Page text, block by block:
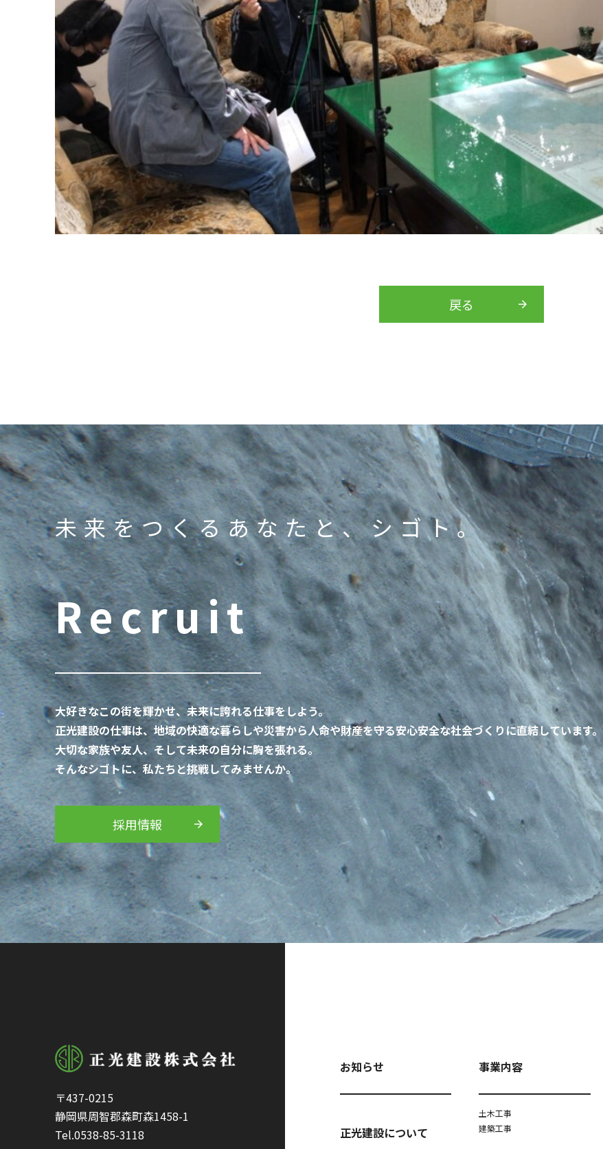
戻る
未来をつくるあなたと、シゴト。
Recruit
大好きなこの街を輝かせ、未来に誇れる仕事をしよう。
正光建設の仕事は、地域の快適な暮らしや災害から人命や財産を守る安心安全な社会づくりに直結しています。
大切な家族や友人、そして未来の自分に胸を張れる。
そんなシゴトに、私たちと挑戦してみませんか。
採用情報
〒437-0215
静岡県周智郡森町森1458-1
Tel.0538-85-3118
お知らせ
正光建設について
事業内容
土木工事
建築工事